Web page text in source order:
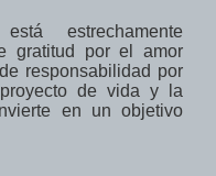
está estrechamente
gratitud por el amor
responsabilidad por
de vida y la
en un objetivo